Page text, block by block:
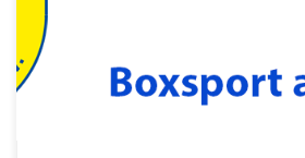
noch Videos folgen, wir bitten um
gefallen Euch! Mfg Faustkämpfer